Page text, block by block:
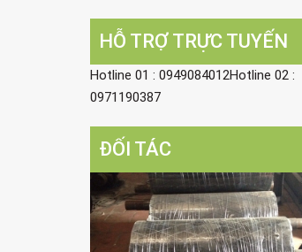
HỖ TRỢ TRỰC TUYẾN
Hotline 01 : 0949084012Hotline 02 :
0971190387
ĐỐI TÁC